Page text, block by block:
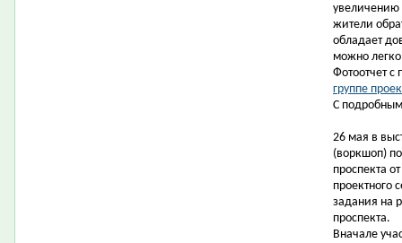
увеличению
жители
обладает
можно
Фотоотчет
группе
С
26 мая в
(воркшоп)
проспекта
проектного
задания на
проспекта.
Вначале